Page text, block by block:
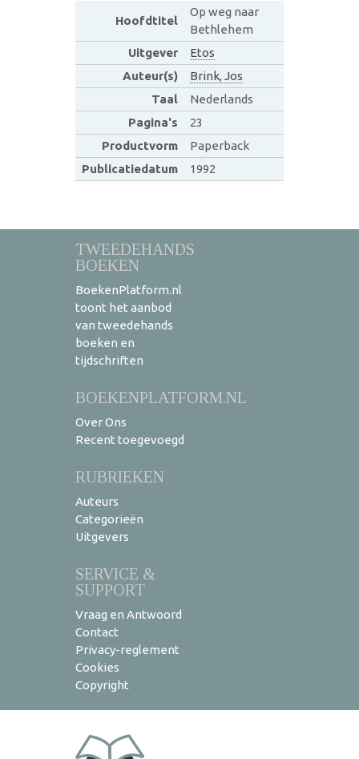
Hoofdtitel
Op weg naar
Bethlehem
Uitgever
Etos
Auteur(s)
Brink, Jos
Taal
Nederlands
Pagina's
23
Productvorm
Paperback
Publicatiedatum
1992
TWEEDEHANDS
BOEKEN
BoekenPlatform.nl
toont het aanbod
van tweedehands
boeken en
tijdschriften
BOEKENPLATFORM.NL
Over Ons
Recent toegevoegd
RUBRIEKEN
Auteurs
Categorieën
Uitgevers
SERVICE &
SUPPORT
Vraag en Antwoord
Contact
Privacy-reglement
Cookies
Copyright